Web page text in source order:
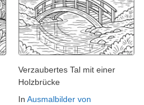
Verzaubertes Tal mit einer
Holzbrücke
In Ausmalbilder von